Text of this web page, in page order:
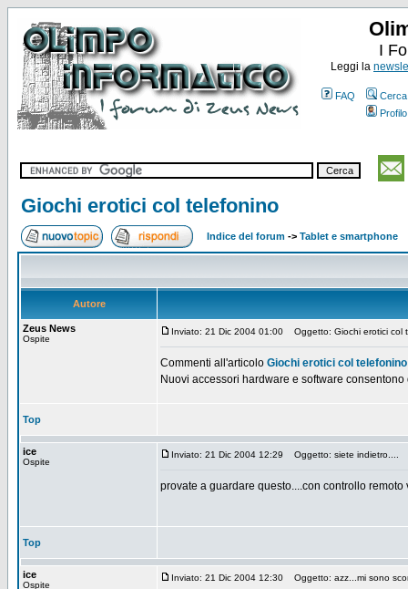
I
Leggi la
FAQ
Cerca
Profilo
Giochi erotici col telefonino
Indice del forum -> Tablet e smartphone
Autore
Zeus News
Ospite
Inviato: 21 Dic 2004 01:00 Oggetto: Giochi erotici col
Commenti all'articolo Giochi erotici col telefonino
Nuovi accessori hardware e software
Top
ice
Ospite
Inviato: 21 Dic 2004 12:29 Oggetto: siete indietro....
provate a guardare questo....con controllo
Top
ice
Ospite
Inviato: 21 Dic 2004 12:30 Oggetto: azz...mi sono